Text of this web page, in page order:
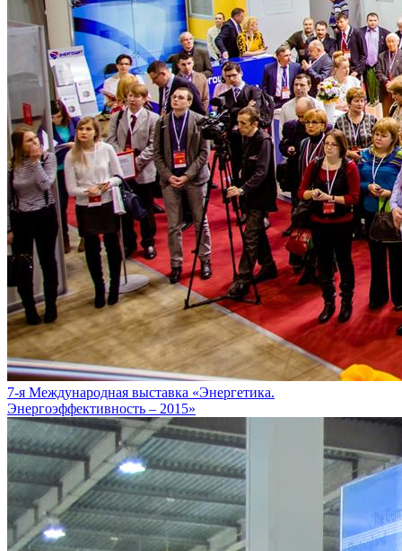
7-я Международная выставка «Энергетика.
Энергоэффективность – 2015»